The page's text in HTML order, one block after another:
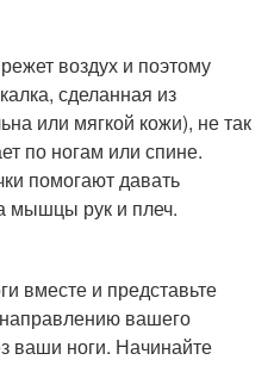
воздух и поэтому
сделанная из
или мягкой кожи), не так
по ногам или спине.
помогают давать
мышцы рук и плеч.
вместе и представьте
вашего
ваши ноги. Начинайте